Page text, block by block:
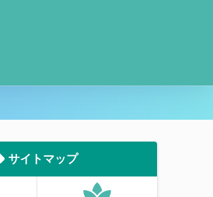
サイトマップ